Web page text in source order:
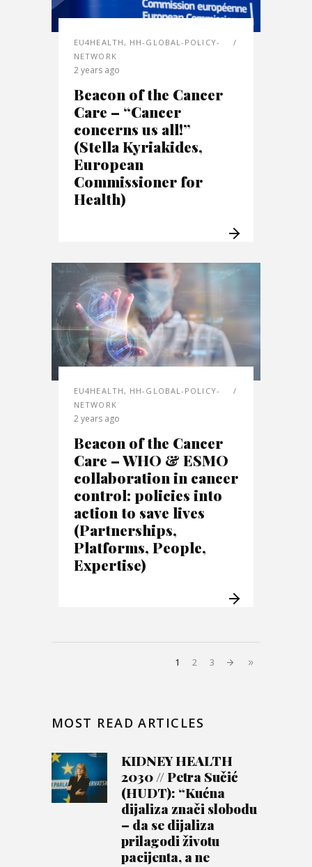
EU4HEALTH, HH-GLOBAL-POLICY-
NETWORK
2 years ago
Beacon of the Cancer
Care – “Cancer
concerns us all!”
(Stella Kyriakides,
European
Commissioner for
Health)
EU4HEALTH , HH-GLOBAL-POLICY-
NETWORK
2 years ago
Beacon of the Cancer
Care – WHO & ESMO
collaboration in cancer
control: policies into
action to save lives
(Partnerships,
Platforms, People,
Expertise)
1 2 3
MOST READ ARTICLES
KIDNEY HEALTH
2030 // Petra Sučić
(HUDT): “Kućna
dijaliza znači slobodu
– da se dijaliza
prilagodi životu
pacijenta, a ne